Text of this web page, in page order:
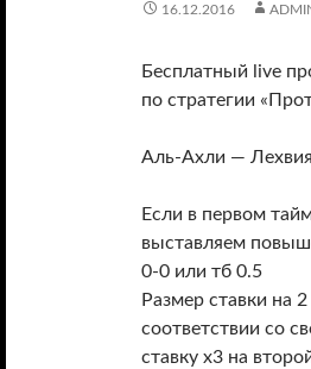
16.12.2016
Бесплатный live
по стратегии
Аль-Ахли — Лехвия
Если в первом
выставляем
0-0 или тб 0.5
Размер ставки на
соответствии со
ставку х3 на